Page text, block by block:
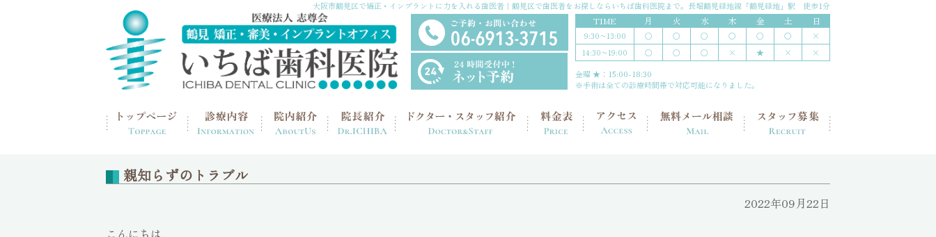
大阪市鶴見区で矯正・インプラントに力を入れる歯医者｜鶴見区で歯医者をお探しならいちば歯科医院まで。 長堀鶴見緑地線「鶴見緑地」駅 徒歩1分
TIME 月 火 水 木 金 土 日
9:30〜13:00 ○ ○ ○ 〇 ○ 〇 ×
14:30〜19:00 ○ ○ ○ × ★ ×
×
金曜 ★：15:00-18:30
※手術は全ての診療時間帯で対応可能になりました。
親知らずのトラブル
2022年09月22日
こんにちは